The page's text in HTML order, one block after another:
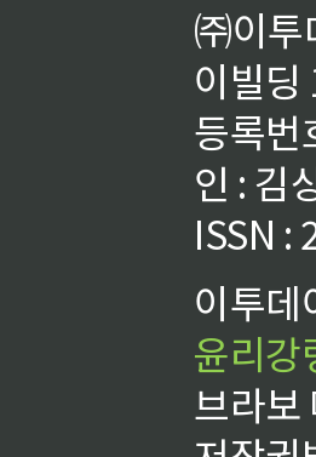
㈜이투
이빌
등록번
인 : 김
ISSN :
이투데
윤리강
브라보